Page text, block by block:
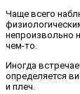
Чаще всего
непроизвольно
чем-то.
Иногда
определяется
и плеч.